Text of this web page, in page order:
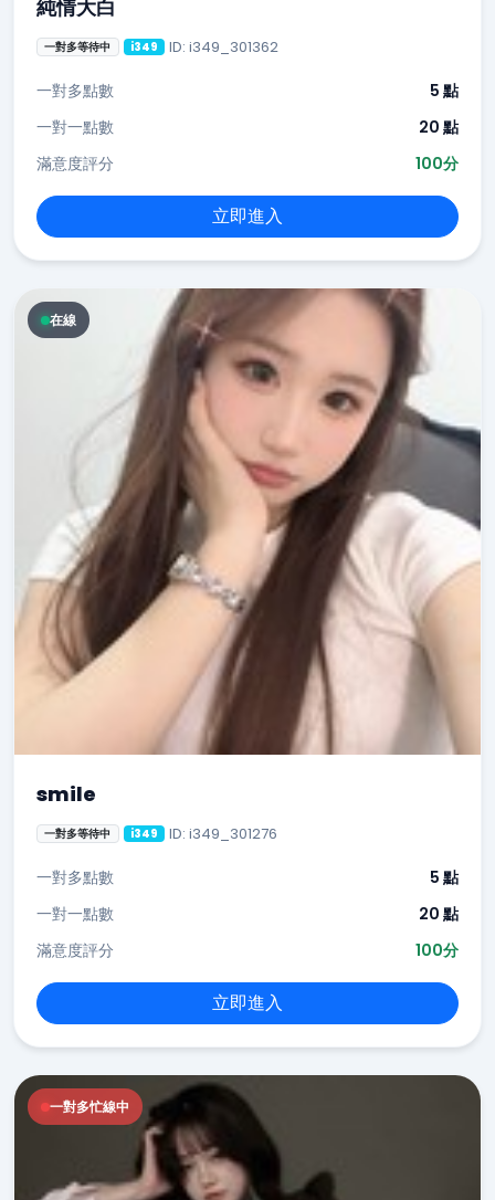
純情大白
一對多等待中 i349 ID: i349_301362
一對多點數
5 點
一對一點數
20 點
滿意度評分
100分
立即進入
在線
smile
一對多等待中 i349 ID: i349_301276
一對多點數
5 點
一對一點數
20 點
滿意度評分
100分
立即進入
一對多忙線中